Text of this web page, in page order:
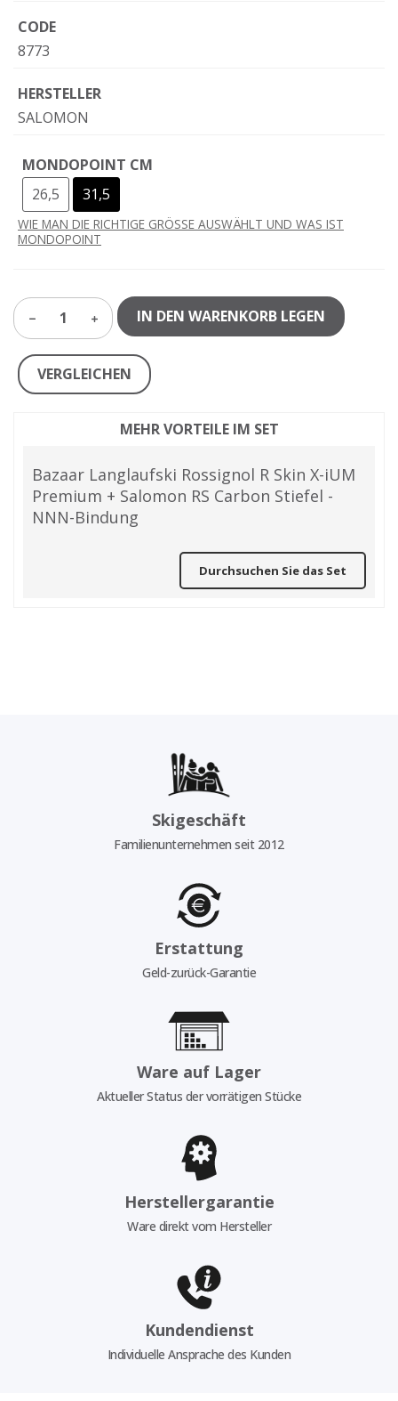
CODE
8773
HERSTELLER
SALOMON
MONDOPOINT CM
26,5
31,5
WIE MAN DIE RICHTIGE GRÖSSE AUSWÄHLT UND WAS IST
MONDOPOINT
1 IN DEN WARENKORB LEGEN
VERGLEICHEN
MEHR VORTEILE IM SET
Bazaar Langlaufski Rossignol R Skin X-iUM
Premium + Salomon RS Carbon Stiefel -
NNN-Bindung
Durchsuchen Sie das Set
Skigeschäft
Familienunternehmen seit 2012
Erstattung
Geld-zurück-Garantie
Ware auf Lager
Aktueller Status der vorrätigen Stücke
Herstellergarantie
Ware direkt vom Hersteller
Kundendienst
Individuelle Ansprache des Kunden